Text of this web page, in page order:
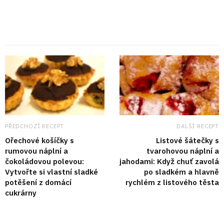
PŘEDCHOZÍ RECEPT
Ořechové košíčky s
rumovou náplní a
čokoládovou polevou:
Vytvořte si vlastní sladké
potěšení z domácí
cukrárny
DALŠÍ RECEPT
Listové šátečky s
tvarohovou náplní a
jahodami: Když chuť zavolá
po sladkém a hlavně
rychlém z listového těsta